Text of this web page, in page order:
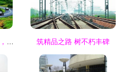
筑精品之路 树不朽丰碑